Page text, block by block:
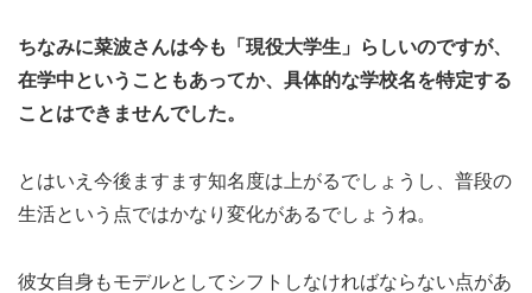
ちなみに菜波さんは今も「現役大学生」らしいのですが、
在学中ということもあってか、具体的な学校名を特定する
ことはできませんでした。
とはいえ今後ますます知名度は上がるでしょうし、普段の
生活という点ではかなり変化があるでしょうね。
彼女自身もモデルとしてシフトしなければならない点があ